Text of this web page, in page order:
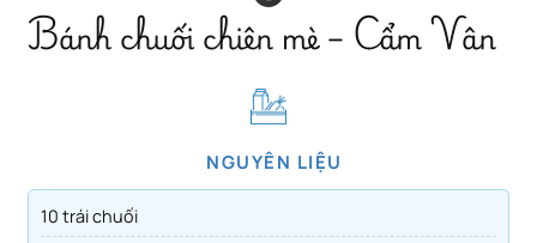
Bánh chuối chiên mè – Cẩm Vân
NGUYÊN LIỆU
10 trái chuối